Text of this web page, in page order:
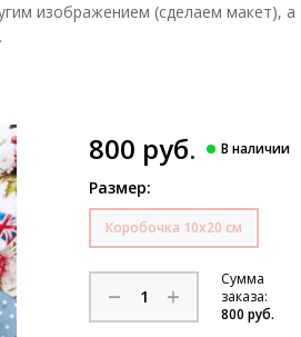
изображением (сделаем макет),
800 руб.
Размер:
Коробочка 10х20 см
Сумма
заказа:
800 руб.